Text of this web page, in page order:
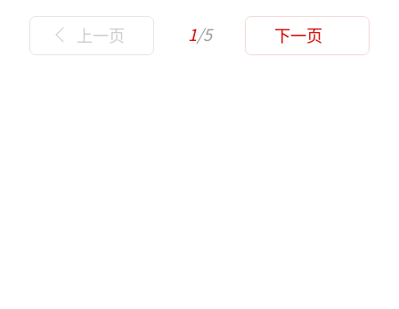
上一页 1/5 下一页